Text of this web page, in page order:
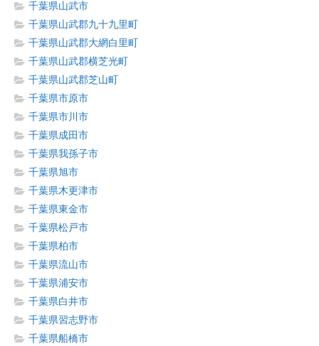
千葉県山武市
千葉県山武郡九十九里町
千葉県山武郡大網白里町
千葉県山武郡横芝光町
千葉県山武郡芝山町
千葉県市原市
千葉県市川市
千葉県成田市
千葉県我孫子市
千葉県旭市
千葉県木更津市
千葉県東金市
千葉県松戸市
千葉県柏市
千葉県流山市
千葉県浦安市
千葉県白井市
千葉県習志野市
千葉県船橋市